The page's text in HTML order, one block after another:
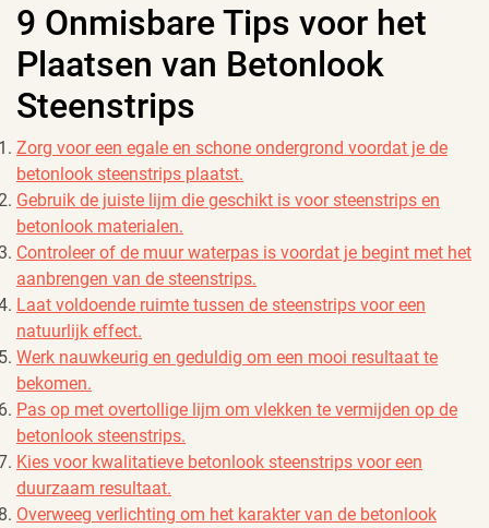
9 Onmisbare Tips voor het
Plaatsen van Betonlook
Steenstrips
Zorg voor een egale en schone ondergrond voordat je de
betonlook steenstrips plaatst.
Gebruik de juiste lijm die geschikt is voor steenstrips en
betonlook materialen.
Controleer of de muur waterpas is voordat je begint met het
aanbrengen van de steenstrips.
Laat voldoende ruimte tussen de steenstrips voor een
natuurlijk effect.
Werk nauwkeurig en geduldig om een mooi resultaat te
bekomen.
Pas op met overtollige lijm om vlekken te vermijden op de
betonlook steenstrips.
Kies voor kwalitatieve betonlook steenstrips voor een
duurzaam resultaat.
Overweeg verlichting om het karakter van de betonlook